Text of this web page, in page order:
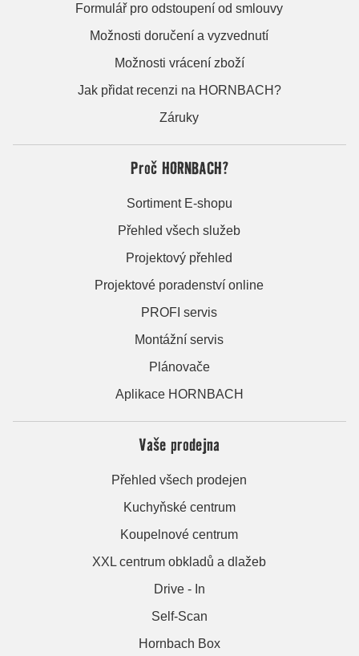
Formulář pro odstoupení od smlouvy
Možnosti doručení a vyzvednutí
Možnosti vrácení zboží
Jak přidat recenzi na HORNBACH?
Záruky
Proč HORNBACH?
Sortiment E-shopu
Přehled všech služeb
Projektový přehled
Projektové poradenství online
PROFI servis
Montážní servis
Plánovače
Aplikace HORNBACH
Vaše prodejna
Přehled všech prodejen
Kuchyňské centrum
Koupelnové centrum
XXL centrum obkladů a dlažeb
Drive - In
Self-Scan
Hornbach Box